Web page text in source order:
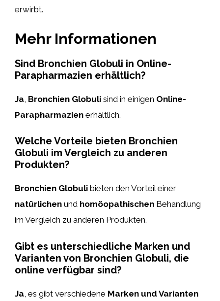
erwirbt.
Mehr Informationen
Sind Bronchien Globuli in Online-
Parapharmazien erhältlich?
Ja Bronchien Globuli sind in einigen Online-
Parapharmazien erhältlich.
Welche Vorteile bieten Bronchien
Globuli im Vergleich zu anderen
Produkten?
Bronchien Globuli bieten den Vorteil einer
natürlichen und homöopathischen Behandlung
im Vergleich zu anderen Produkten.
Gibt es unterschiedliche Marken und
Varianten von Bronchien Globuli, die
online verfügbar sind?
Ja , es gibt verschiedene Marken und Varianten